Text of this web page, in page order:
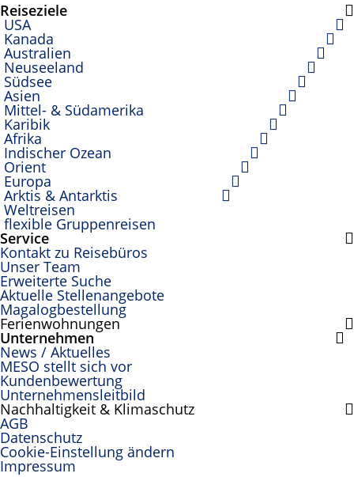
Reiseziele
USA
Kanada
Australien
Neuseeland
Südsee
Asien
Mittel- & Südamerika
Karibik
Afrika
Indischer Ozean
Orient
Europa
Arktis & Antarktis
Weltreisen
flexible Gruppenreisen
Service
Kontakt zu Reisebüros
Unser Team
Erweiterte Suche
Aktuelle Stellenangebote
Magalogbestellung
Ferienwohnungen
Unternehmen
News / Aktuelles
MESO stellt sich vor
Kundenbewertung
Unternehmensleitbild
Nachhaltigkeit & Klimaschutz
AGB
Datenschutz
Cookie-Einstellung ändern
Impressum